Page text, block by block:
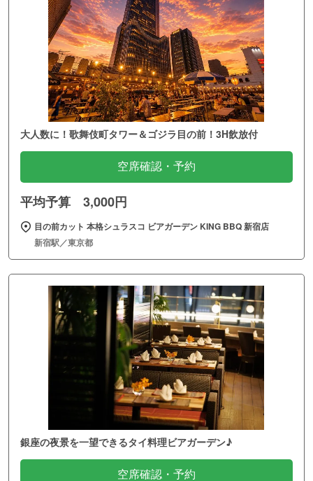
大人数に！歌舞伎町タワー＆ゴジラ目の前！3H飲放付
空席確認・予約
平均予算 3,000円
目の前カット 本格シュラスコ ビアガーデン KING BBQ 新宿店
新宿駅／東京都
銀座の夜景を一望できるタイ料理ビアガーデン♪
空席確認・予約